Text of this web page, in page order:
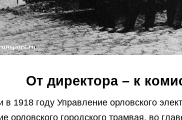
От директора – к
1918 году Управление орловского
орловского городского трамвая, во